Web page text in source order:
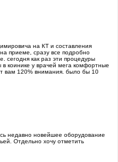
на КТ и составления
приеме, сразу все подробно
сегодня как раз эти процедуры
коинике у врачей мега комфортные
вам 120% внимания. было бы 10
недавно новейшее оборудование
Отдельно хочу отметить